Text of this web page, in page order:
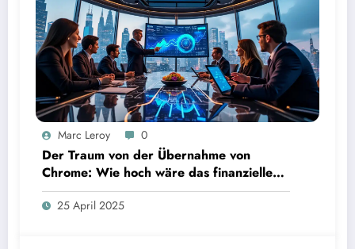
Marc Leroy 0
Der Traum von der Übernahme von
Chrome: Wie hoch wäre das finanzielle
Risiko?
25 April 2025